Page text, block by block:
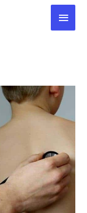
メ
ニ
ー